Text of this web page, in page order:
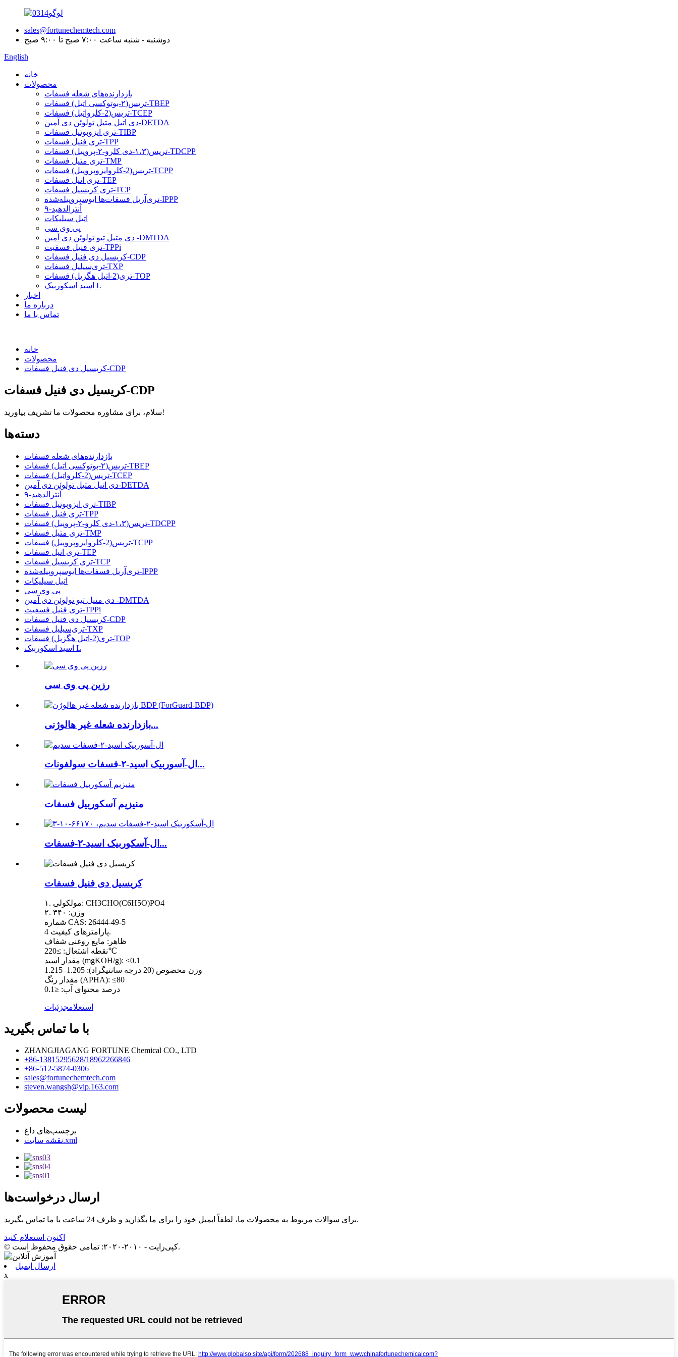
sales@fortunechemtech.com
دوشنبه - شنبه ساعت ۷:۰۰ صبح تا ۹:۰۰ صبح
English
خانه
محصولات
بازدارنده‌های شعله فسفات
تریس(۲-بوتوکسی اتیل) فسفات-TBEP
تریس(2-کلرواتیل) فسفات-TCEP
دی اتیل متیل تولوئن دی آمین-DETDA
تری ایزوبوتیل فسفات-TIBP
تری فنیل فسفات-TPP
تریس(۱،۳-دی کلرو-۲-پروپیل) فسفات-TDCPP
تری متیل فسفات-TMP
تریس(2-کلروایزوپروپیل) فسفات-TCPP
تری اتیل فسفات-TEP
تری کریسیل فسفات-TCP
تری‌آریل فسفات‌ها ایوسپروپیله‌شده-IPPP
۹-آنترالدهید
اتیل سیلیکات
پی وی سی
دی متیل تیو تولوئن دی آمین -DMTDA
تری فنیل فسفیت-TPPi
کریسیل دی فنیل فسفات-CDP
تری‌سیلیل فسفات-TXP
تری(2-اتیل هگزیل) فسفات-TOP
اسید اسکوربیک L
اخبار
درباره ما
تماس با ما
خانه
محصولات
کریسیل دی فنیل فسفات-CDP
کریسیل دی فنیل فسفات-CDP
سلام، برای مشاوره محصولات ما تشریف بیاورید!
دسته‌ها
بازدارنده‌های شعله فسفات
تریس(۲-بوتوکسی اتیل) فسفات-TBEP
تریس(2-کلرواتیل) فسفات-TCEP
دی اتیل متیل تولوئن دی آمین-DETDA
۹-آنترالدهید
تری ایزوبوتیل فسفات-TIBP
تری فنیل فسفات-TPP
تریس(۱،۳-دی کلرو-۲-پروپیل) فسفات-TDCPP
تری متیل فسفات-TMP
تریس(2-کلروایزوپروپیل) فسفات-TCPP
تری اتیل فسفات-TEP
تری کریسیل فسفات-TCP
تری‌آریل فسفات‌ها ایوسپروپیله‌شده-IPPP
اتیل سیلیکات
پی وی سی
دی متیل تیو تولوئن دی آمین -DMTDA
تری فنیل فسفیت-TPPi
کریسیل دی فنیل فسفات-CDP
تری‌سیلیل فسفات-TXP
تری(2-اتیل هگزیل) فسفات-TOP
اسید اسکوربیک L
رزین پی وی سی
بازدارنده شعله غیر هالوژنی...
ال-آسوربیک اسید-۲-فسفات سولفونات...
منیزیم آسکوربیل فسفات
ال-آسکوربیک اسید-۲-فسفات...
کریسیل دی فنیل فسفات
۱. مولکولی: CH3CHO(C6H5O)PO4
۲. وزن: ۳۴۰
شماره CAS: 26444-49-5
پارامترهای کیفیت 4.
ظاهر: مایع روغنی شفاف
نقطه اشتعال: ≥220℃
مقدار اسید (mgKOH/g): ≤0.1
وزن مخصوص (20 درجه سانتیگراد): 1.205–1.215
مقدار رنگ (APHA): ≤80
درصد محتوای آب: ≤0.1
استعلامجزئیات
با ما تماس بگیرید
ZHANGJIAGANG FORTUNE Chemical CO., LTD
‎+86-13815295628/18962266846‎
‎+86-512-5874-0306‎
sales@fortunechemtech.com
steven.wangsh@vip.163.com
لیست محصولات
برچسب‌های داغ
نقشه سایت.xml
ارسال درخواست‌ها
برای سوالات مربوط به محصولات ما، لطفاً ایمیل خود را برای ما بگذارید و ظرف 24 ساعت با ما تماس بگیرید.
اکنون استعلام کنید
© کپی‌رایت - ۲۰۱۰-۲۰۲۰: تمامی حقوق محفوظ است.
ارسال ایمیل
x